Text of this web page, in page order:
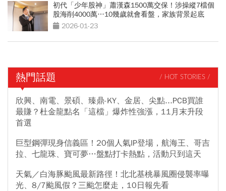
初代「少年股神」蕭漢森1500萬交保！涉操縱7檔個
股海削4000萬…10幾歲就會看盤，家族背景起底
2026-01-23
熱門話題 / HOT STORIES /
欣興、南電、景碩、臻鼎-KY、金居、尖點...PCB買誰
最賺？杜金龍點名「這檔」爆炸性強漲，11月末升段
首選
巨型鋼彈現身信義區！20個人氣IP登場，航海王、哥吉
拉、七龍珠、寶可夢…盤點打卡熱點，活動只到這天
天氣／白海豚颱風最新路徑！北北基桃暴風圈侵襲率曝
光、8/7颱風假？三颱怎麼走，10日報先看